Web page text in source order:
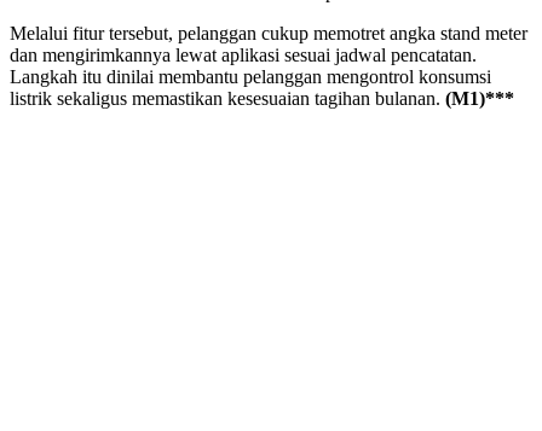
Melalui fitur tersebut, pelanggan cukup memotret angka stand meter
dan mengirimkannya lewat aplikasi sesuai jadwal pencatatan.
Langkah itu dinilai membantu pelanggan mengontrol konsumsi
listrik sekaligus memastikan kesesuaian tagihan bulanan. (M1)***